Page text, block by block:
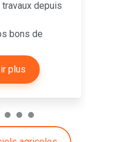
depuis
bons de
plus